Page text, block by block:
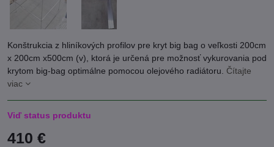
Konštrukcia z hliníkových profilov pre kryt big bag o veľkosti 200cm
x 200cm x500cm (v), ktorá je určená pre možnosť vykurovania pod
krytom big-bag optimálne pomocou olejového radiátoru. Čítajte
viac
Viď status produktu
410 €